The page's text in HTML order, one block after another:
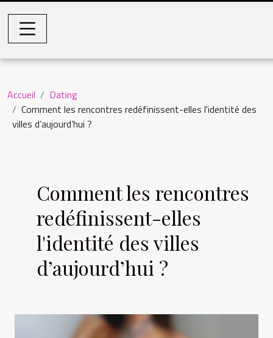
Accueil
Dating
Comment les rencontres redéfinissent-elles l'identité des
villes d’aujourd’hui ?
Comment les rencontres
redéfinissent-elles
l'identité des villes
d’aujourd’hui ?